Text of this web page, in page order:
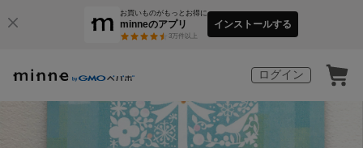
お買いものがもっとお得に
minneのアプリ
3万件以上
インストールする
ログイン